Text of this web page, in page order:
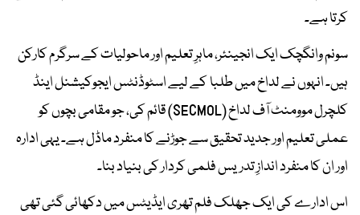
کرتا ہے۔
سونم وانگچک ایک انجینئر، ماہرِ تعلیم اور ماحولیات کے سرگرم کارکن
ہیں۔ انہوں نے لداخ میں طلبا کے لیے اسٹوڈنٹس ایجوکیشنل اینڈ
کلچرل موومنٹ آف لداخ (SECMOL) قائم کی، جو مقامی بچوں کو
عملی تعلیم اور جدید تحقیق سے جوڑنے کا منفرد ماڈل ہے۔ یہی ادارہ
اور ان کا منفرد اندازِ تدریس فلمی کردار کی بنیاد بنا۔
اس ادارے کی ایک جھلک فلم تھری ایڈیٹس میں دکھائی گئی تھی